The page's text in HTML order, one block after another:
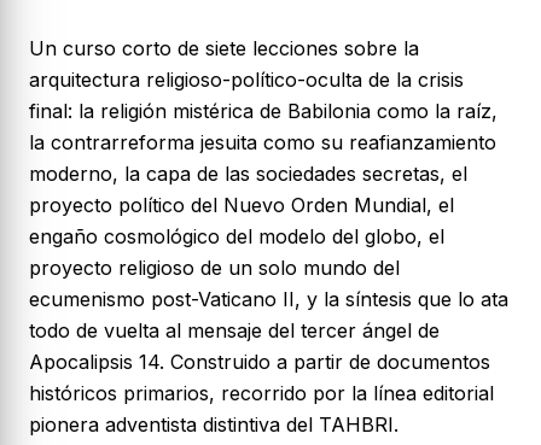
Un curso corto de siete lecciones sobre la
arquitectura religioso-político-oculta de la crisis
final: la religión mistérica de Babilonia como la raíz,
la contrarreforma jesuita como su reafianzamiento
moderno, la capa de las sociedades secretas, el
proyecto político del Nuevo Orden Mundial, el
engaño cosmológico del modelo del globo, el
proyecto religioso de un solo mundo del
ecumenismo post-Vaticano II, y la síntesis que lo ata
todo de vuelta al mensaje del tercer ángel de
Apocalipsis 14. Construido a partir de documentos
históricos primarios, recorrido por la línea editorial
pionera adventista distintiva del TAHBRI.